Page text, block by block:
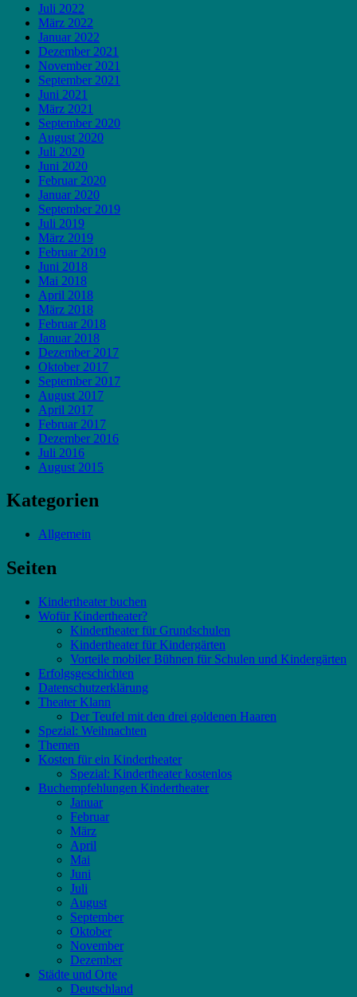
Juli 2022
März 2022
Januar 2022
Dezember 2021
November 2021
September 2021
Juni 2021
März 2021
September 2020
August 2020
Juli 2020
Juni 2020
Februar 2020
Januar 2020
September 2019
Juli 2019
März 2019
Februar 2019
Juni 2018
Mai 2018
April 2018
März 2018
Februar 2018
Januar 2018
Dezember 2017
Oktober 2017
September 2017
August 2017
April 2017
Februar 2017
Dezember 2016
Juli 2016
August 2015
Kategorien
Allgemein
Seiten
Kindertheater buchen
Wofür Kindertheater?
Kindertheater für Grundschulen
Kindertheater für Kindergärten
Vorteile mobiler Bühnen für Schulen und Kindergärten
Erfolgsgeschichten
Datenschutzerklärung
Theater Klann
Der Teufel mit den drei goldenen Haaren
Spezial: Weihnachten
Themen
Kosten für ein Kindertheater
Spezial: Kindertheater kostenlos
Buchempfehlungen Kindertheater
Januar
Februar
März
April
Mai
Juni
Juli
August
September
Oktober
November
Dezember
Städte und Orte
Deutschland